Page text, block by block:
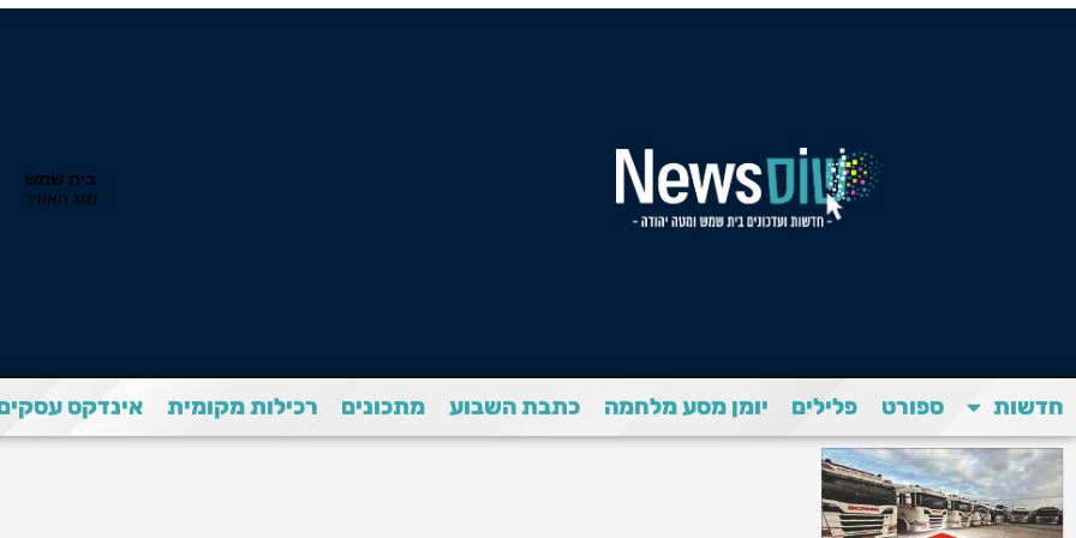
חדשות ספורט פלילים יומן מסע מלחמה כתבת השבוע מתכונים רכילות מקומית אינדקס